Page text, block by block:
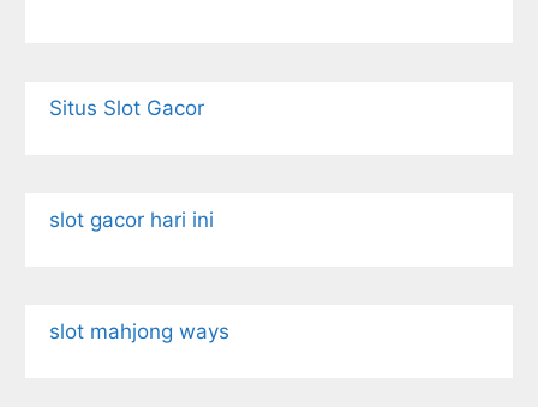
Situs Slot Gacor
slot gacor hari ini
slot mahjong ways